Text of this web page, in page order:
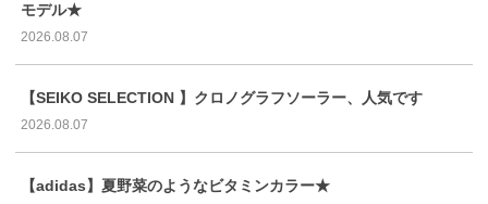
モデル★
2026.08.07
【SEIKO SELECTION 】クロノグラフソーラー、人気です
2026.08.07
【adidas】夏野菜のようなビタミンカラー★